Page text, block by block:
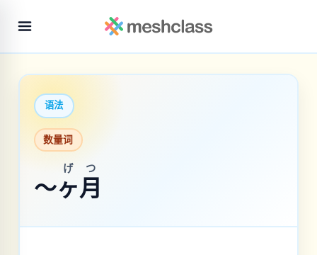
语法
数量词
～ヶ月
げつ